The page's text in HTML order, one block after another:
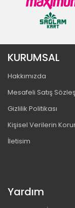
KURUMSAL
Hakkımızda
Mesafeli Satış
Gizlilik Politikası
Kişisel Verilerin
İletisim
Yardım